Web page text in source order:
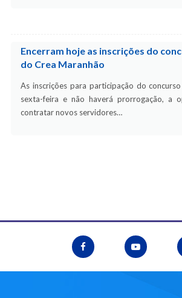
Encerram hoje as inscrições do
do Crea Maranhão
As inscrições para participação do
sexta-feira e não haverá prorrogação, a
contratar novos servidores…